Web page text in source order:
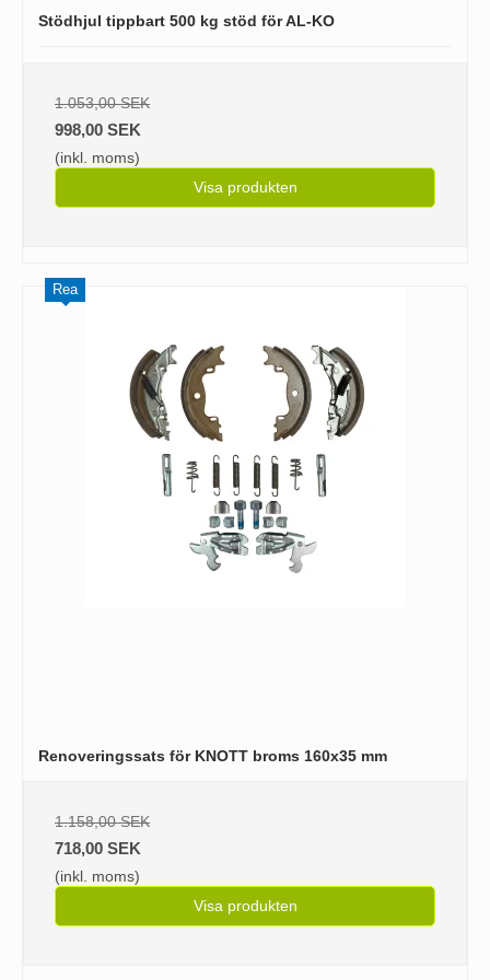
Stödhjul tippbart 500 kg stöd för AL-KO
1.053,00 SEK
998,00 SEK
(inkl. moms)
Visa produkten
Rea
Renoveringssats för KNOTT broms 160x35 mm
1.158,00 SEK
718,00 SEK
(inkl. moms)
Visa produkten